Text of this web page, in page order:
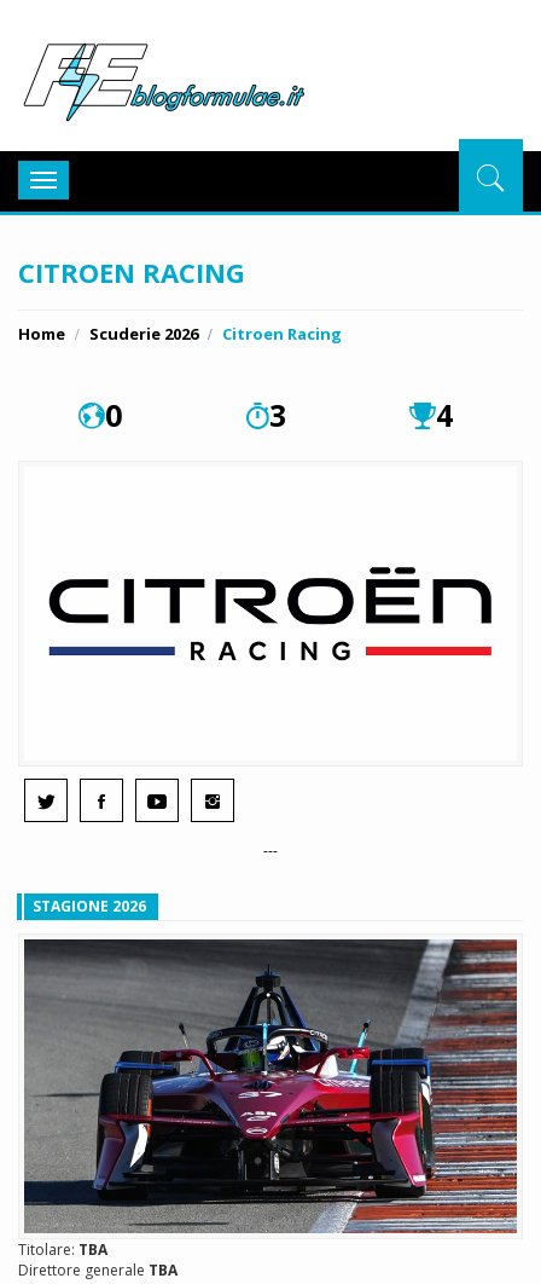
Toggle
navigation
CITROEN RACING
Home Scuderie 2026 Citroen Racing
0 3 4
---
STAGIONE 2026
Titolare: TBA
Direttore generale TBA